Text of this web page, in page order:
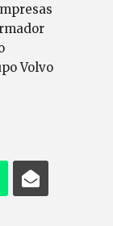
Volvo